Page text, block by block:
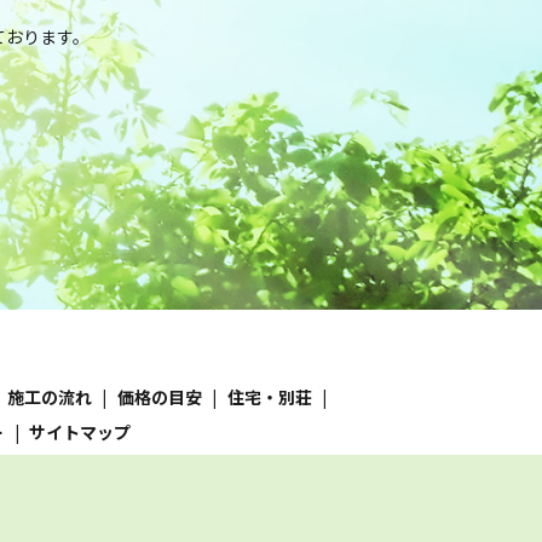
ります。
施工の流れ 価格の目安
住宅・別荘
サイトマップ